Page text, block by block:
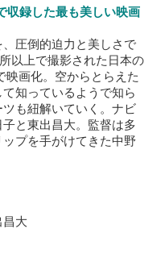
収録した最も美しい映画
圧倒的迫力と美しさで
以上で撮影された日本の
映画化。空からとらえた
知っているようで知ら
も紐解いていく。ナビ
と東出昌大。監督は多
プを手がけてきた中野
昌大